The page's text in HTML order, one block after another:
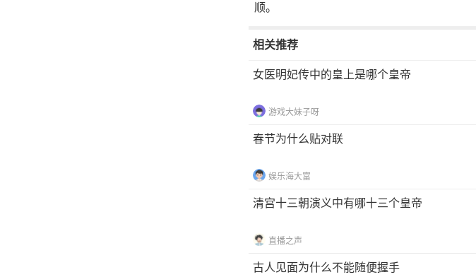
顺。
相关推荐
女医明妃传中的皇上是哪个皇帝
游戏大妹子呀
春节为什么贴对联
娱乐海大富
清宫十三朝演义中有哪十三个皇帝
直播之声
古人见面为什么不能随便握手